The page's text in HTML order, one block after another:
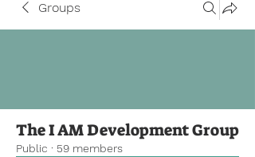
Groups
The I AM Development Group
Public · 59 members